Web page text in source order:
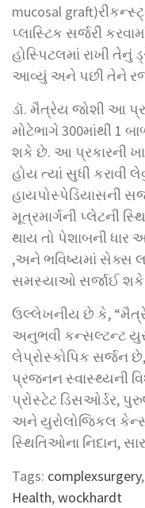
mucosal
પ્લાસ્ટિક સર્જરી
હોસ્પિટલમાં રાખી તેનું
આવ્યું અને પછી તેને
ડૉ. મૈત્રેય જોશી આ
મોટેભાગે 300માંથી 1
શકે છે. આ પ્રકારની
હોય ત્યાં સુધી કરાવી
હાયપોસ્પેડિયાસની
મૂત્રમાર્ગની પ્લેટની
થાય તો પેશાબની ધાર
,અને ભવિષ્યમાં સેક્સ
સમસ્યાઓ સર્જાઈ
ઉલ્લેખનીય છે કે,
અનુભવી કન્સલ્ટન્ટ
લેપ્રોસ્કોપિક સર્જન
પ્રજનન સ્વાસ્થ્યની
પ્રોસ્ટેટ ડિસઓર્ડર,
અને યુરોલોજિકલ
સ્થિતિઓના નિદાન,
Tags: complexsurgery,
Health,wockhardt